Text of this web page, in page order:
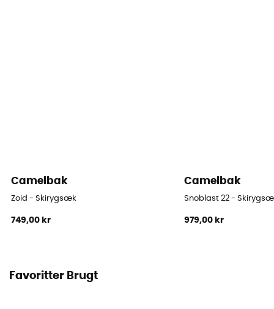
Camelbak
Zoid - Skirygsæk
749,00 kr
Camelbak
Snoblast 22 -
979,00 kr
Favoritter Brugt